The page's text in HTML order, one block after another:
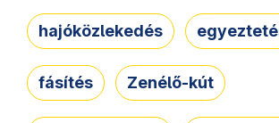
hajóközlekedés
fásítés Zenélő-kút